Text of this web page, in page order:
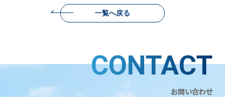
一覧へ戻る
CONTACT
お問い合わせ